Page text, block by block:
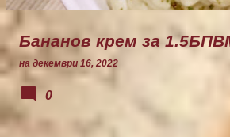
Бананов крем за
на декември 16, 2022
0